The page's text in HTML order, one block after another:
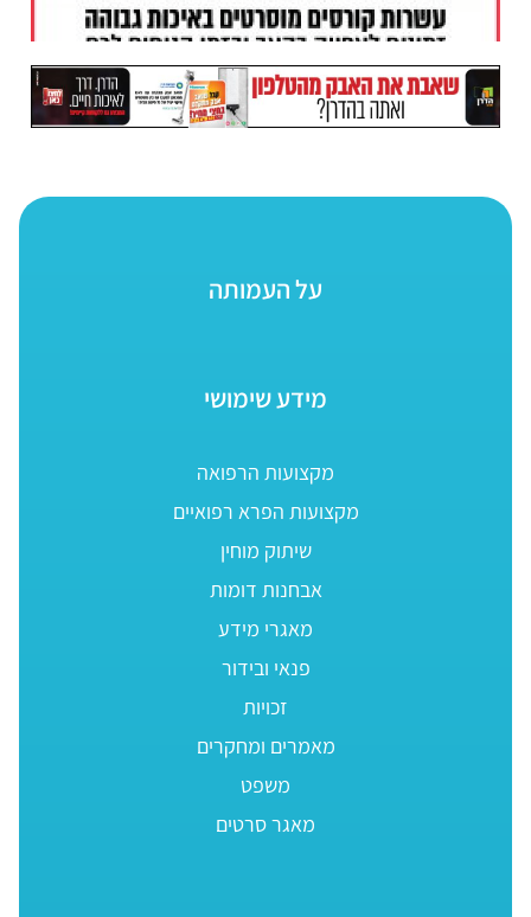
על העמותה
מידע שימושי
מקצועות הרפואה
מקצועות הפרא רפואיים
שיתוק מוחין
אבחנות דומות
מאגרי מידע
פנאי ובידור
זכויות
מאמרים ומחקרים
משפט
מאגר סרטים